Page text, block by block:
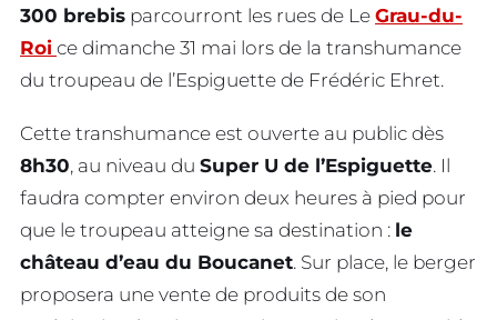
300 brebis parcourront les rues de Le Grau-du-
Roi ce dimanche 31 mai lors de la transhumance
du troupeau de l’Espiguette de Frédéric Ehret.
Cette transhumance est ouverte au public dès
8h30, au niveau du Super U de l’Espiguette. Il
faudra compter environ deux heures à pied pour
que le troupeau atteigne sa destination : le
château d’eau du Boucanet. Sur place, le berger
proposera une vente de produits de son